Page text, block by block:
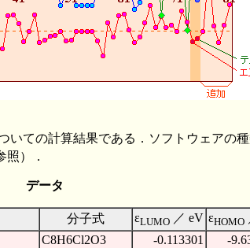
いての計算結果である．ソフトウェアの
照）．
データ
分子式 εLUMO ／ eV εHOMO
C8H6Cl2O3 -0.113301 -